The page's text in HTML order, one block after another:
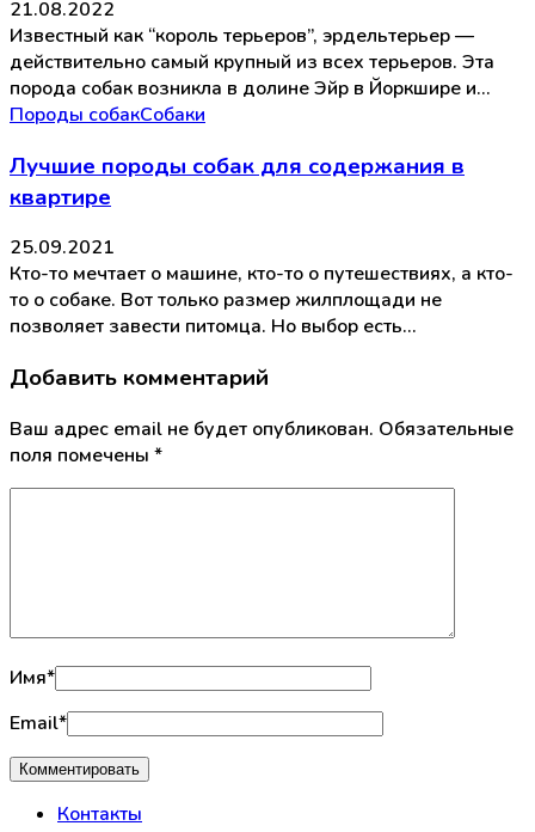
21.08.2022
Известный как “король терьеров”, эрдельтерьер —
действительно самый крупный из всех терьеров. Эта
порода собак возникла в долине Эйр в Йоркшире и…
Породы собакСобаки
Лучшие породы собак для содержания в
квартире
25.09.2021
Кто-то мечтает о машине, кто-то о путешествиях, а кто-
то о собаке. Вот только размер жилплощади не
позволяет завести питомца. Но выбор есть…
Добавить комментарий
Ваш адрес email не будет опубликован. Обязательные
поля помечены *
Имя*
Email*
Контакты